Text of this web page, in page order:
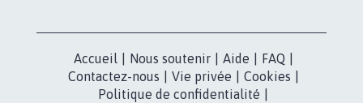
Accueil Nous soutenir Aide FAQ
Contactez-nous
Vie privée Cookies
Politique de confidentialité